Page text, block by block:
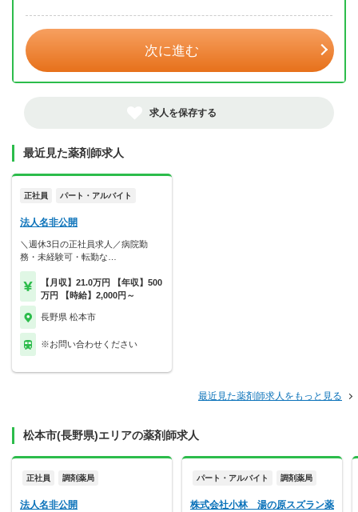
次に進む
求人を保存する
最近見た薬剤師求人
正社員 パート・アルバイト
法人名非公開
＼週休3日の正社員求人／病院勤
務・未経験可・転勤な…
【月収】21.0万円 【年収】500
万円 【時給】2,000円～
長野県 松本市
※お問い合わせください
最近見た薬剤師求人をもっと見る
松本市(長野県)エリアの薬剤師求人
正社員 調剤薬局
法人名非公開
パート・アルバイト 調剤薬局
株式会社小林 湯の原スズラン薬